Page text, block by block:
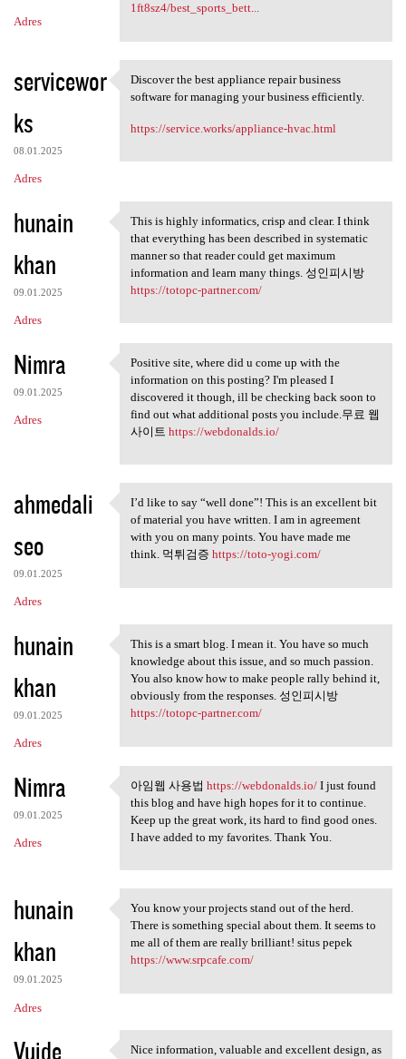
Adres
1ft8sz4/best_sports_bett...
servicewor
ks
08.01.2025
Adres
Discover the best appliance
Discover the best appliance repair business
software for managing your business efficiently.
https://service.works/appliance-hvac.html
hunain
khan
09.01.2025
Adres
This is highly informatics,
This is highly informatics, crisp and clear. I think
that everything has been described in systematic
manner so that reader could get maximum
information and learn many things. 성인피시방
https://totopc-partner.com/
Nimra
09.01.2025
Adres
Positive site, where did u
Positive site, where did u come up with the
information on this posting? I'm pleased I
discovered it though, ill be checking back soon to
find out what additional posts you include.무료 웹
사이트 https://webdonalds.io/
ahmedali
seo
09.01.2025
Adres
I’d like to say “well done”!
I’d like to say “well done”! This is an excellent bit
of material you have written. I am in agreement
with you on many points. You have made me
think. 먹튀검증 https://toto-yogi.com/
hunain
khan
09.01.2025
Adres
This is a smart blog. I mean
This is a smart blog. I mean it. You have so much
knowledge about this issue, and so much passion.
You also know how to make people rally behind it,
obviously from the responses. 성인피시방
https://totopc-partner.com/
Nimra
09.01.2025
Adres
아임웹 사용법 https://webdonalds.io
아임웹 사용법 https://webdonalds.io/I just found
this blog and have high hopes for it to continue.
Keep up the great work, its hard to find good ones.
I have added to my favorites. Thank You.
hunain
khan
09.01.2025
Adres
You know your projects stand
You know your projects stand out of the herd.
There is something special about them. It seems to
me all of them are really brilliant! situs pepek
https://www.srpcafe.com/
Vuide Nice information, valuable and excellent design, as